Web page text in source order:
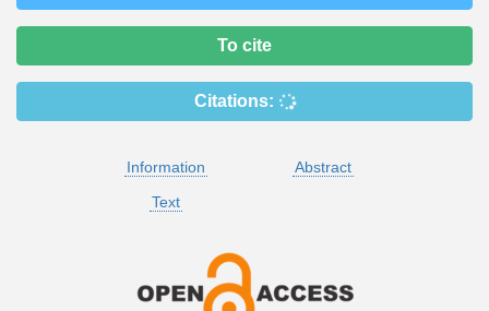
To cite
Citations:
Information
Abstract
Text